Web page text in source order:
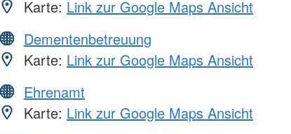
Karte: Link zur Google Maps Ansicht
Dementenbetreuung
Karte: Link zur Google Maps Ansicht
Ehrenamt
Karte: Link zur Google Maps Ansicht